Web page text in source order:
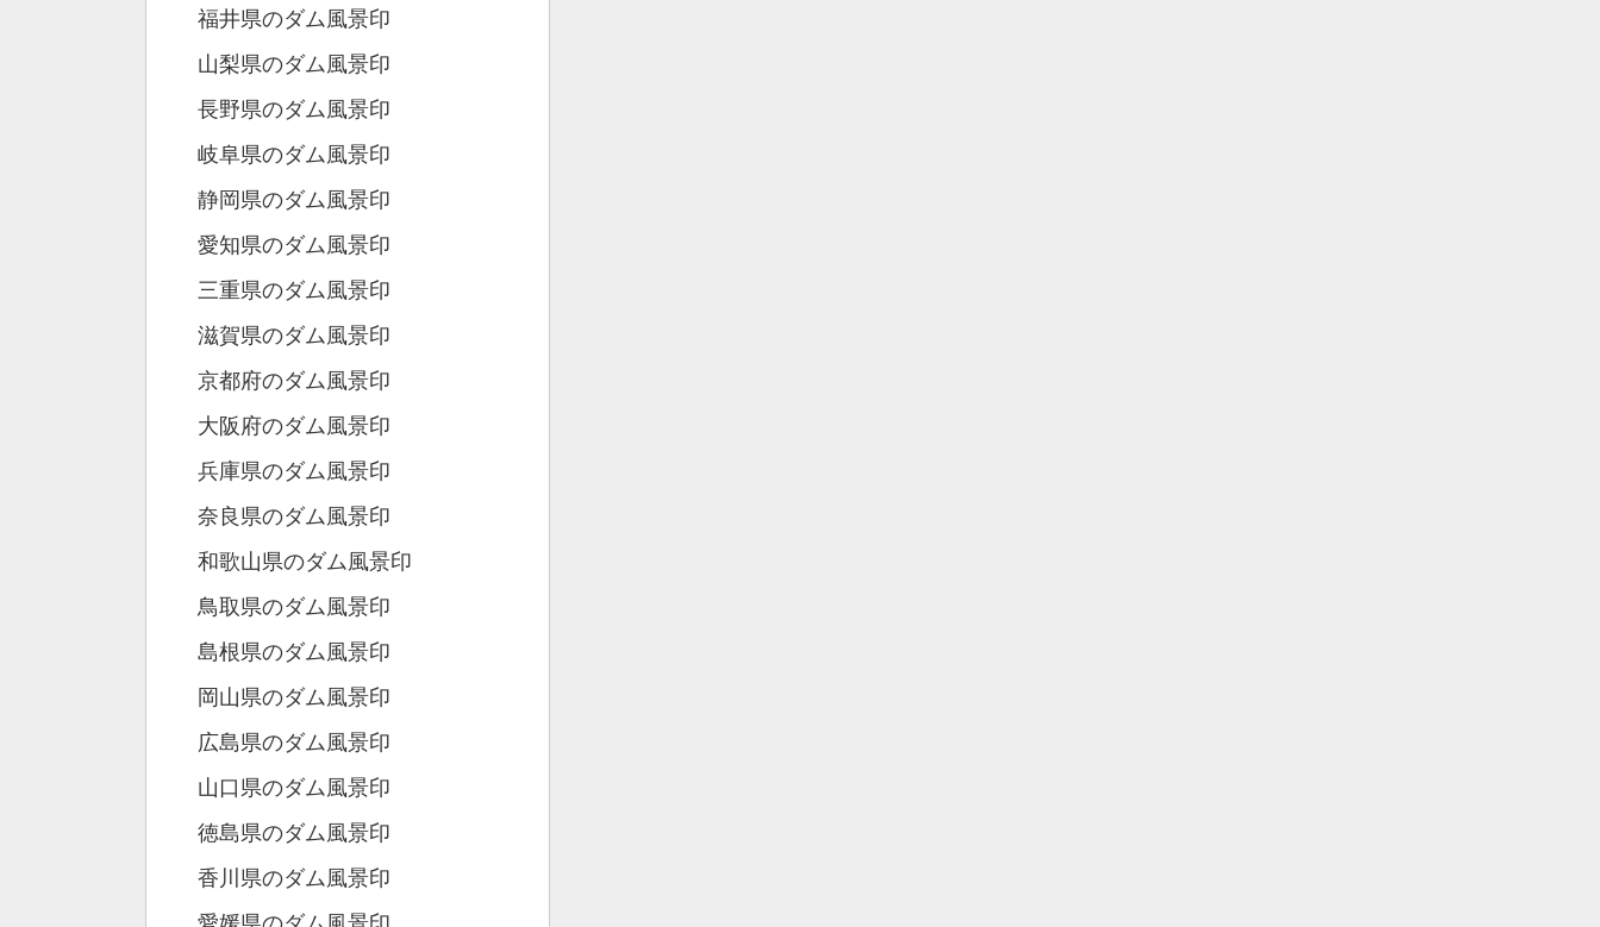
福井県のダム風景印
山梨県のダム風景印
長野県のダム風景印
岐阜県のダム風景印
静岡県のダム風景印
愛知県のダム風景印
三重県のダム風景印
滋賀県のダム風景印
京都府のダム風景印
大阪府のダム風景印
兵庫県のダム風景印
奈良県のダム風景印
和歌山県のダム風景印
鳥取県のダム風景印
島根県のダム風景印
岡山県のダム風景印
広島県のダム風景印
山口県のダム風景印
徳島県のダム風景印
香川県のダム風景印